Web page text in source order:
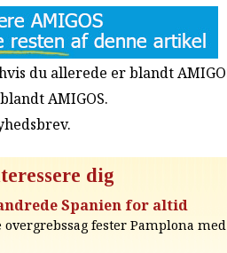
du allerede er blandt
AMIGOS.
.
dig
Spanien for altid
fester Pamplona